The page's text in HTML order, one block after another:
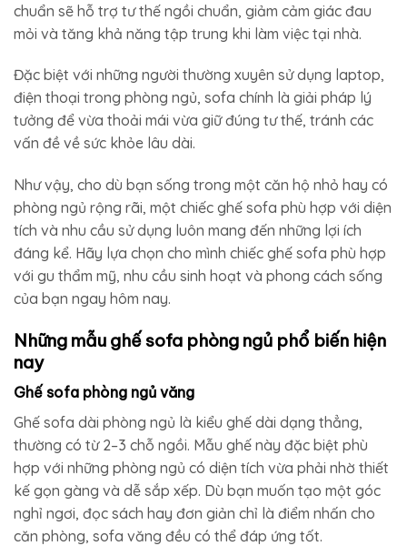
chuẩn sẽ hỗ trợ tư thế ngồi chuẩn, giảm cảm giác đau
mỏi và tăng khả năng tập trung khi làm việc tại nhà.
Đặc biệt với những người thường xuyên sử dụng laptop,
điện thoại trong phòng ngủ, sofa chính là giải pháp lý
tưởng để vừa thoải mái vừa giữ đúng tư thế, tránh các
vấn đề về sức khỏe lâu dài.
Như vậy, cho dù bạn sống trong một căn hộ nhỏ hay có
phòng ngủ rộng rãi, một chiếc ghế sofa phù hợp với diện
tích và nhu cầu sử dụng luôn mang đến những lợi ích
đáng kể. Hãy lựa chọn cho mình chiếc ghế sofa phù hợp
với gu thẩm mỹ, nhu cầu sinh hoạt và phong cách sống
của bạn ngay hôm nay.
Những mẫu ghế sofa phòng ngủ​ phổ biến hiện
nay
Ghế sofa phòng ngủ​ văng
Ghế sofa dài phòng ngủ​ là kiểu ghế dài dạng thẳng,
thường có từ 2–3 chỗ ngồi. Mẫu ghế này đặc biệt phù
hợp với những phòng ngủ có diện tích vừa phải nhờ thiết
kế gọn gàng và dễ sắp xếp. Dù bạn muốn tạo một góc
nghỉ ngơi, đọc sách hay đơn giản chỉ là điểm nhấn cho
căn phòng, sofa văng đều có thể đáp ứng tốt.